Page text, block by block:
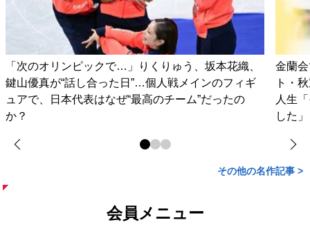
「次のオリンピックで…」りくりゅう、坂本花織、
鍵山優真が“話し合った日”…個人戦メインのフィギ
ュアで、日本代表はなぜ“最高のチーム”だったの
か？
金蘭
ト・
人生
した」
その他の名作記事 >
会員メニュー